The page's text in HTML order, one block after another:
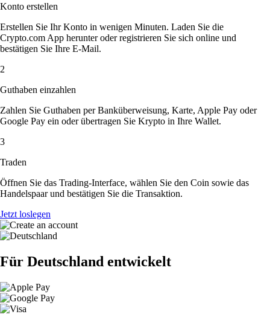
Konto erstellen
Erstellen Sie Ihr Konto in wenigen Minuten. Laden Sie die
Crypto.com App herunter oder registrieren Sie sich online und
bestätigen Sie Ihre E-Mail.
2
Guthaben einzahlen
Zahlen Sie Guthaben per Banküberweisung, Karte, Apple Pay oder
Google Pay ein oder übertragen Sie Krypto in Ihre Wallet.
3
Traden
Öffnen Sie das Trading-Interface, wählen Sie den Coin sowie das
Handelspaar und bestätigen Sie die Transaktion.
Jetzt loslegen
Für Deutschland entwickelt